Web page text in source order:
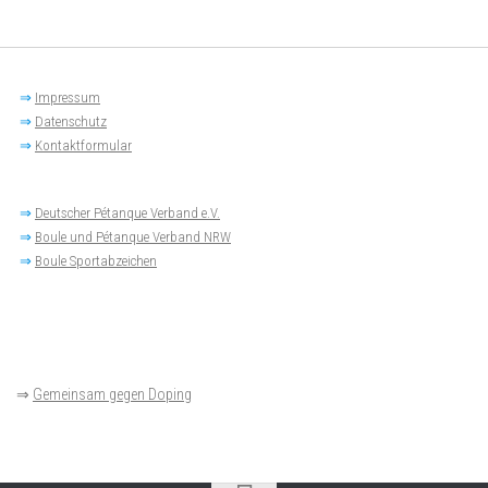
⇒ Impressum
⇒ Datenschutz
⇒ Kontaktformular
⇒ Deutscher Pétanque Verband e.V.
⇒ Boule und Pétanque Verband NRW
⇒ Boule Sportabzeichen
⇒ Gemeinsam gegen Doping